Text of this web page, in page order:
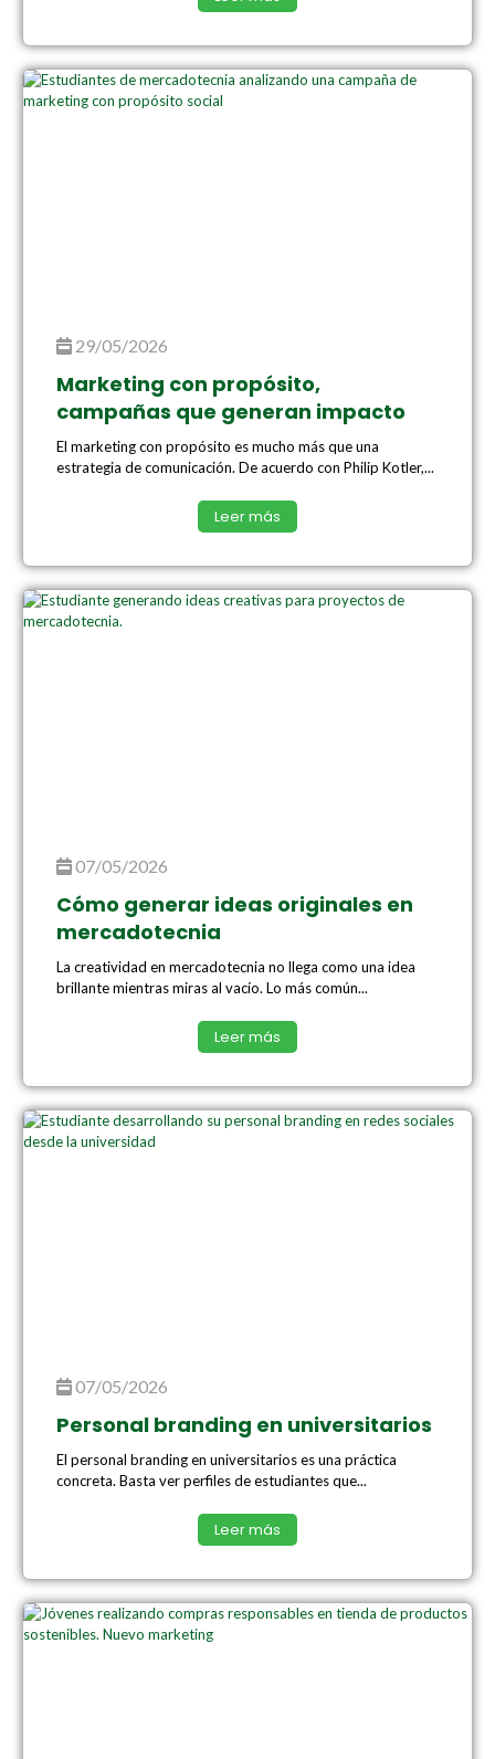
29/05/2026
Marketing con propósito,
campañas que generan impacto
El marketing con propósito es mucho más que una
estrategia de comunicación. De acuerdo con Philip Kotler,...
Leer más
07/05/2026
Cómo generar ideas originales en
mercadotecnia
La creatividad en mercadotecnia no llega como una idea
brillante mientras miras al vacío. Lo más común...
Leer más
07/05/2026
Personal branding en universitarios
El personal branding en universitarios es una práctica
concreta. Basta ver perfiles de estudiantes que...
Leer más